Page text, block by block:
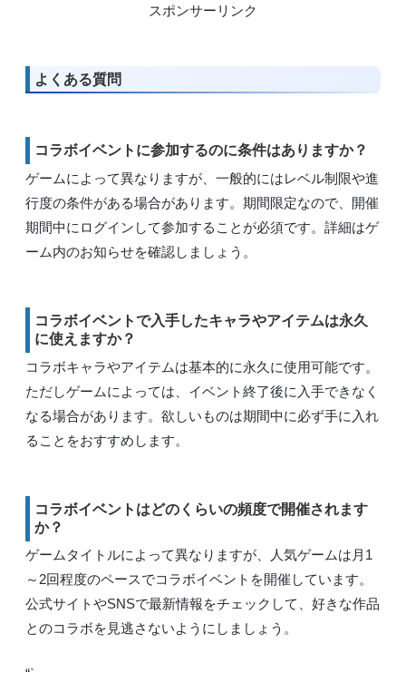
スポンサーリンク
よくある質問
コラボイベントに参加するのに条件はありますか？
ゲームによって異なりますが、一般的にはレベル制限や進
行度の条件がある場合があります。期間限定なので、開催
期間中にログインして参加することが必須です。詳細はゲ
ーム内のお知らせを確認しましょう。
コラボイベントで入手したキャラやアイテムは永久
に使えますか？
コラボキャラやアイテムは基本的に永久に使用可能です。
ただしゲームによっては、イベント終了後に入手できなく
なる場合があります。欲しいものは期間中に必ず手に入れ
ることをおすすめします。
コラボイベントはどのくらいの頻度で開催されます
か？
ゲームタイトルによって異なりますが、人気ゲームは月1
～2回程度のペースでコラボイベントを開催しています。
公式サイトやSNSで最新情報をチェックして、好きな作品
とのコラボを見逃さないようにしましょう。
“`